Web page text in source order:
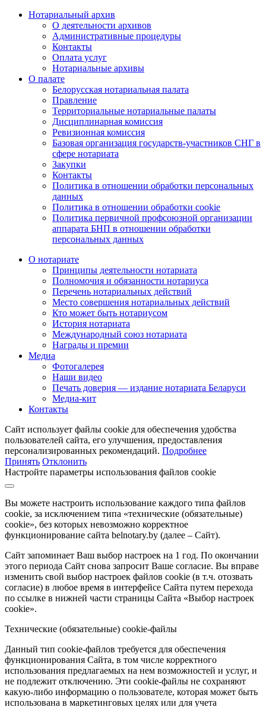
Нотариальный архив
О деятельности архивов
Административные процедуры
Контакты
Оплата услуг
Нотариальные архивы
О палате
Белорусская нотариальная палата
Правление
Территориальные нотариальные палаты
Дисциплинарная комиссия
Ревизионная комиссия
Базовая организация государств-участников СНГ в
сфере нотариата
Закупки
Контакты
Политика в отношении обработки персональных
данных
Политика в отношении обработки cookie
Политика первичной профсоюзной организации
аппарата БНП в отношении обработки
персональных данных
О нотариате
Принципы деятельности нотариата
Полномочия и обязанности нотариуса
Перечень нотариальных действий
Место совершения нотариальных действий
Кто может быть нотариусом
История нотариата
Международный союз нотариата
Награды и премии
Медиа
Фотогалерея
Наши видео
Печать доверия — издание нотариата Беларуси
Медиа-кит
Контакты
Сайт использует файлы cookie для обеспечения удобства
пользователей сайта, его улучшения, предоставления
персонализированных рекомендаций. Подробнее
Принять Отклонить
Настройте параметры использования файлов cookie
Вы можете настроить использование каждого типа файлов
cookie, за исключением типа «технические (обязательные)
cookie», без которых невозможно корректное
функционирование сайта belnotary.by (далее – Сайт).
Сайт запоминает Ваш выбор настроек на 1 год. По окончании
этого периода Сайт снова запросит Ваше согласие. Вы вправе
изменить свой выбор настроек файлов cookie (в т.ч. отозвать
согласие) в любое время в интерфейсе Сайта путем перехода
по ссылке в нижней части страницы Сайта «Выбор настроек
cookie».
Технические (обязательные) cookie-файлы
Данный тип cookie-файлов требуется для обеспечения
функционирования Сайта, в том числе корректного
использования предлагаемых на нем возможностей и услуг, и
не подлежит отключению. Эти cookie-файлы не сохраняют
какую-либо информацию о пользователе, которая может быть
использована в маркетинговых целях или для учета